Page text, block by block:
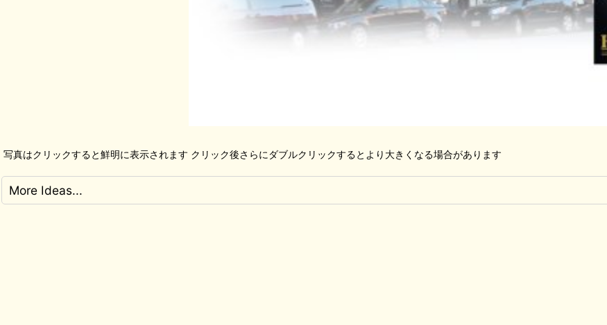
写真はクリックすると鮮明に表示されます クリック後さらにダブルクリックするとより大きくなる場合があります
More Ideas...